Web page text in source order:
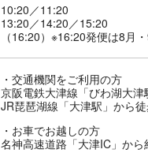
10:20／11:20
13:20／14:20／15:20
（16:20）※16:20発便は8月
交通機関をご利用の方
京阪電鉄大津線「びわ湖大
JR琵琶湖線「大津駅」から
お車でお越しの方
名神高速道路「大津IC」から